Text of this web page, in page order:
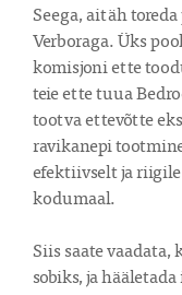
Seega, aitäh
Verboraga. Üks
komisjoni ette
teie ette tuua
tootva ettevõtte
ravikanepi
efektiivselt ja
kodumaal.
Siis saate vaadata,
sobiks, ja